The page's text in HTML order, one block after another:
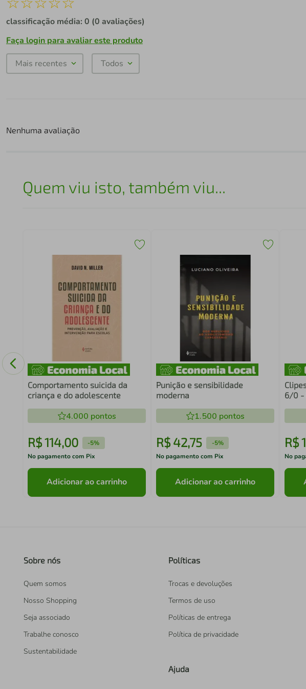
classificação média: 0 (0 avaliações)
Faça login para avaliar este produto
Mais recentes Todos
Nenhuma avaliação
Quem viu isto, também viu...
Comportamento suicida da
criança e do adolescente
4.000 pontos
R$114,00 -5%
No pagamento com Pix
Adicionar ao carrinho
Punição e sensibilidade
moderna
1.500 pontos
R$ 42,75 -5%
No pagamento com Pix
Adicionar ao carrinho
6/0 -
R$
No
Sobre nós
Quem somos
Nosso Shopping
Seja associado
Trabalhe conosco
Sustentabilidade
Políticas
Trocas e devoluções
Termos de uso
Políticas de entrega
Política de privacidade
Ajuda